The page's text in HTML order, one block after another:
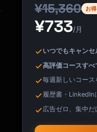
¥15,360 お
¥733/月
いつでもキャンセ
高評価コースす
毎週新しいコース
履歴書・LinkedIn
広告ゼロ、集中